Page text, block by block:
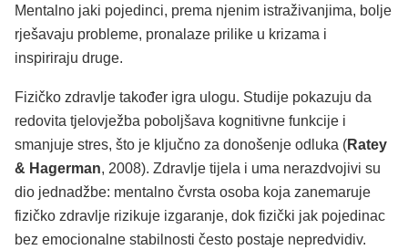
Mentalno jaki pojedinci, prema njenim istraživanjima, bolje
rješavaju probleme, pronalaze prilike u krizama i
inspiriraju druge.
Fizičko zdravlje također igra ulogu. Studije pokazuju da
redovita tjelovježba poboljšava kognitivne funkcije i
smanjuje stres, što je ključno za donošenje odluka (Ratey
& Hagerman, 2008). Zdravlje tijela i uma nerazdvojivi su
dio jednadžbe: mentalno čvrsta osoba koja zanemaruje
fizičko zdravlje rizikuje izgaranje, dok fizički jak pojedinac
bez emocionalne stabilnosti često postaje nepredvidiv.